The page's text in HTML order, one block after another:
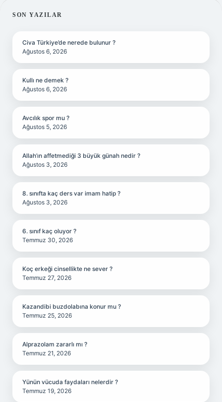
SIDEBAR
SON YAZILAR
Civa Türkiye’de nerede bulunur ?
Ağustos 6, 2026
Kullı ne demek ?
Ağustos 6, 2026
Avcılık spor mu ?
Ağustos 5, 2026
Allah’ın affetmediği 3 büyük günah nedir ?
Ağustos 3, 2026
8. sınıfta kaç ders var imam hatip ?
Ağustos 3, 2026
6. sınıf kaç oluyor ?
Temmuz 30, 2026
Koç erkeği cinsellikte ne sever ?
Temmuz 27, 2026
Kazandibi buzdolabına konur mu ?
Temmuz 25, 2026
Alprazolam zararlı mı ?
Temmuz 21, 2026
Yünün vücuda faydaları nelerdir ?
Temmuz 19, 2026